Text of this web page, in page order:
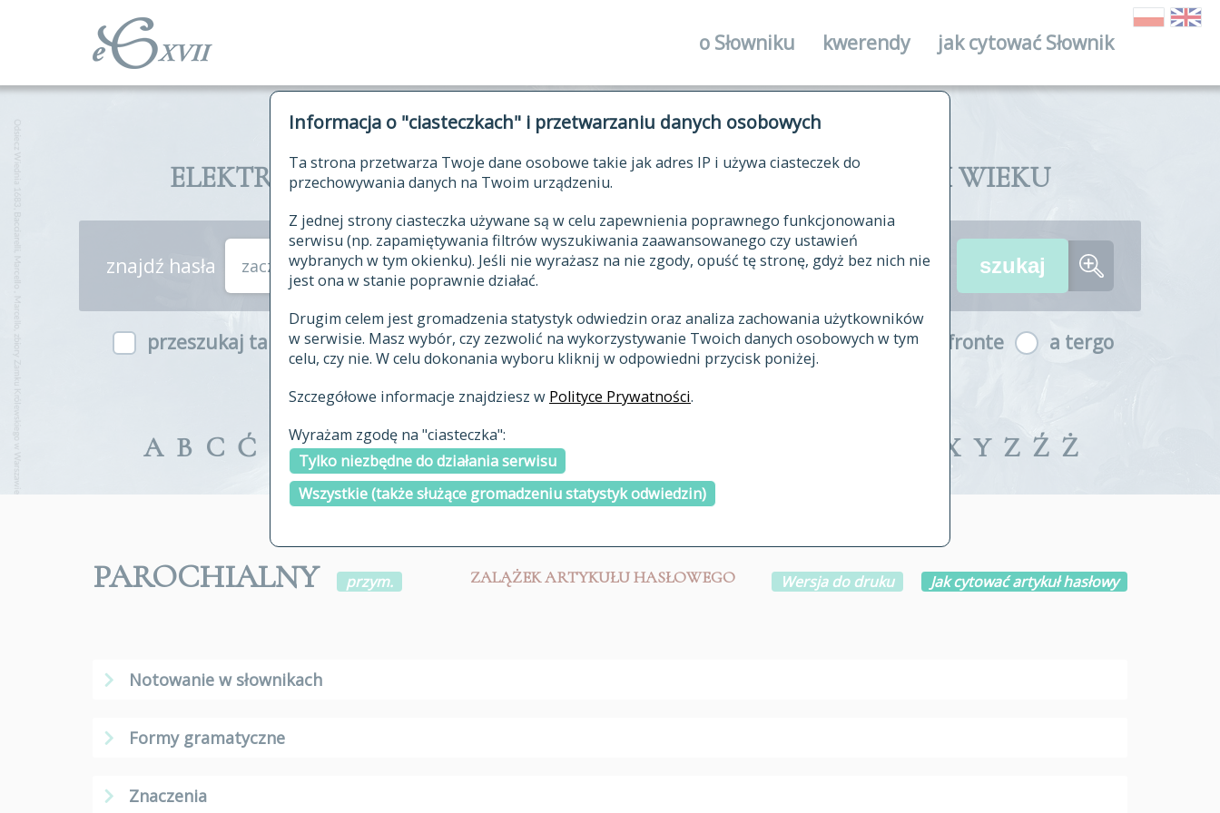
Informacja o "ciasteczkach" i przetwarzaniu danych osobowych
Ta strona przetwarza Twoje dane osobowe takie jak adres IP i używa ciasteczek do
przechowywania danych na Twoim urządzeniu.
Z jednej strony ciasteczka używane są w celu zapewnienia poprawnego funkcjonowania
serwisu (np. zapamiętywania filtrów wyszukiwania zaawansowanego czy ustawień
wybranych w tym okienku). Jeśli nie wyrażasz na nie zgody, opuść tę stronę, gdyż bez nich nie
jest ona w stanie poprawnie działać.
Drugim celem jest gromadzenia statystyk odwiedzin oraz analiza zachowania użytkowników
w serwisie. Masz wybór, czy zezwolić na wykorzystywanie Twoich danych osobowych w tym
celu, czy nie. W celu dokonania wyboru kliknij w odpowiedni przycisk poniżej.
Szczegółowe informacje znajdziesz w Polityce Prywatności.
Wyrażam zgodę na "ciasteczka":
Tylko niezbędne do działania serwisu
Wszystkie (także służące gromadzeniu statystyk odwiedzin)
o Słowniku
historia
publikacje
autorzy tekstów źródłowych
zasady opracowania
najnowsze hasła
ostatnio zmodyfikowane
kwerendy jak cytować Słownik
ELEKTRONICZNY SŁOWNIK JĘZYKA POLSKIEGO XVII I XVIII WIEKU
znajdź hasła zaczynające się od
przeszukaj także hasła w indeksie a fronte a tergo
A B C Ć E F G H I J K L Ł M X Y Z Ź Ż
PAROCHIALNY przym. ZALĄŻEK ARTYKUŁU HASŁOWEGO Wersja do druku Jak cytować artykuł hasłowy
Notowanie w słownikach
Formy gramatyczne
Znaczenia